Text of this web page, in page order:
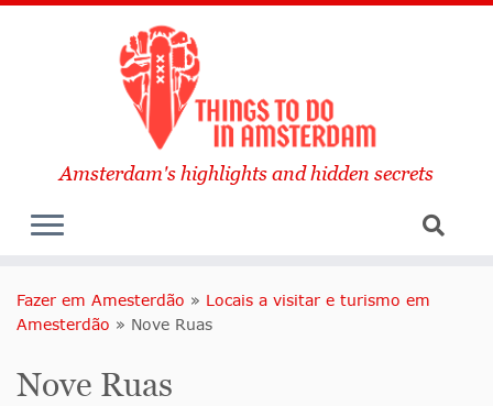
Amsterdam's highlights and hidden secrets
Fazer em Amesterdão » Locais a visitar e turismo em
Amesterdão » Nove Ruas
Nove Ruas